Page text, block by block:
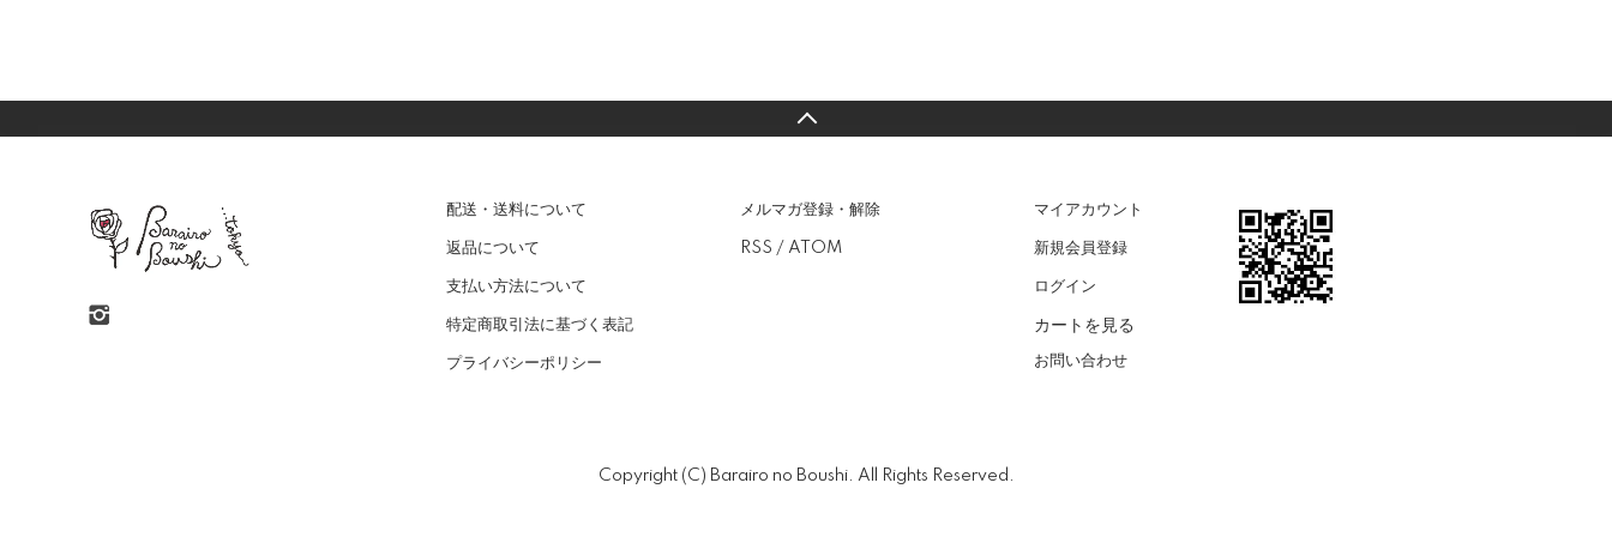
配送・送料について
返品について
支払い方法について
特定商取引法に基づく表記
プライバシーポリシー
メルマガ登録・解除
RSS / ATOM
マイアカウント
新規会員登録
ログイン
カートを見る
お問い合わせ
Copyright (C) Barairo no Boushi. All Rights Reserved.